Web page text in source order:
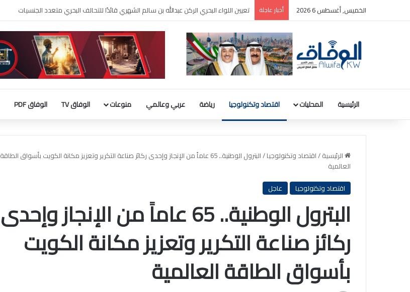
الخميس, أغسطس 6 2026 أخبار عاجلة إصابة 4 أشخاص جراء تصعيد قوات الاحتلال الإسرائيلي اعتداءاتها على «قضاء صور» جنوب لبنان
الرئيسية المحليات اقتصاد وتكنولوجيا رياضة عربي وعالمي منوعات الوفاق TV الوفاق PDF
الرئيسية/اقتصاد وتكنولوجيا/
البترول الوطنية.. 65 عاماً من الإنجاز وإحدى ركائز صناعة التكرير وتعزيز مكانة الكويت بأسواق الطاقة
العالمية
اقتصاد وتكنولوجيا
عاجل
البترول الوطنية.. 65 عاماً من الإنجاز وإحدى
ركائز صناعة التكرير وتعزيز مكانة الكويت
بأسواق الطاقة العالمية